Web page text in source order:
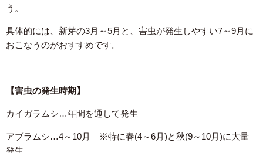
う。
具体的には、新芽の3月～5月と、害虫が発生しやすい7～9月に
おこなうのがおすすめです。
【害虫の発生時期】
カイガラムシ…年間を通して発生
アブラムシ…4～10月 ※特に春(4～6月)と秋(9～10月)に大量
発生